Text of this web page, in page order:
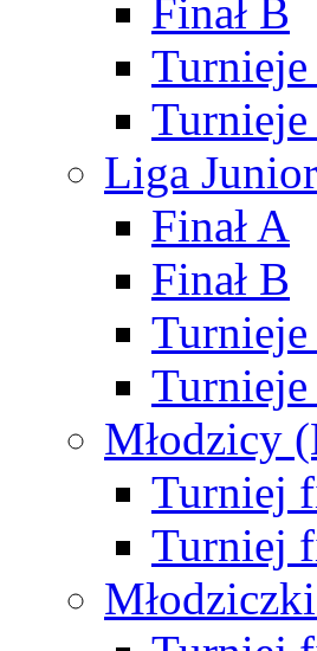
Finał B
Liga
Finał A
Finał B
Młodzicy
Turniej
Turniej